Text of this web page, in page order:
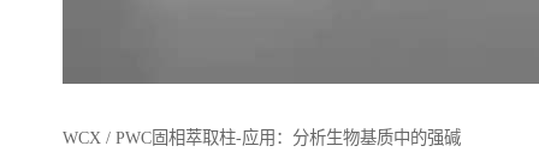
WCX / PWC固相萃取柱-应用：分析生物基质中的强碱